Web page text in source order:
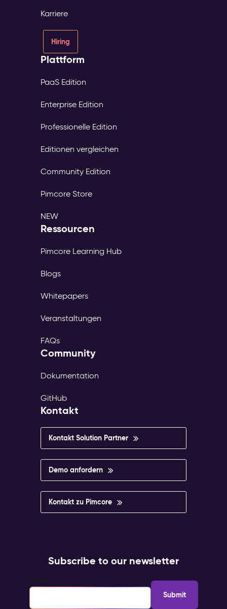
Karriere
Hiring
Plattform
PaaS Edition
Enterprise Edition
Professionelle Edition
Editionen vergleichen
Community Edition
Pimcore Store
NEW
Ressourcen
Pimcore Learning Hub
Blogs
Whitepapers
Veranstaltungen
FAQs
Community
Dokumentation
GitHub
Kontakt
Kontakt Solution Partner
Demo anfordern
Kontakt zu Pimcore
Subscribe to our newsletter